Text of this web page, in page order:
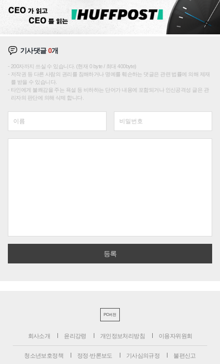
기사댓글0개
200자까지 쓰실 수 있습니다. (현재 0 byte / 최대 400byte)
저작권 등 다른 사람의 권리를 침해하거나 명예를 훼손하는 댓글은 관련 법률에 의해 제재
를 받을 수 있습니다.
타인에게 불쾌감을 주는 욕설 등 비하하는 단어가 내용에 포함되거나 인신공격성 글은 관
리자의 판단에 의해 삭제 합니다.
PC버전
회사소개 윤리강령 개인정보처리방침 이용자위원회
청소년보호정책 정정·반론보도 기사심의규정 불편신고